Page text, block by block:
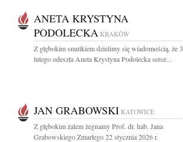
ANETA KRYSTYNA
PODOLECKA KRAKÓW
Z głębokim smutkiem dzielimy się wiadomością, że 3
lutego odeszła Aneta Krystyna Podolecka serce...
JAN GRABOWSKI KATOWICE
Z głębokim żalem żegnamy Prof. dr. hab. Jana
Grabowskiego Zmarłego 22 stycznia 2026 r.